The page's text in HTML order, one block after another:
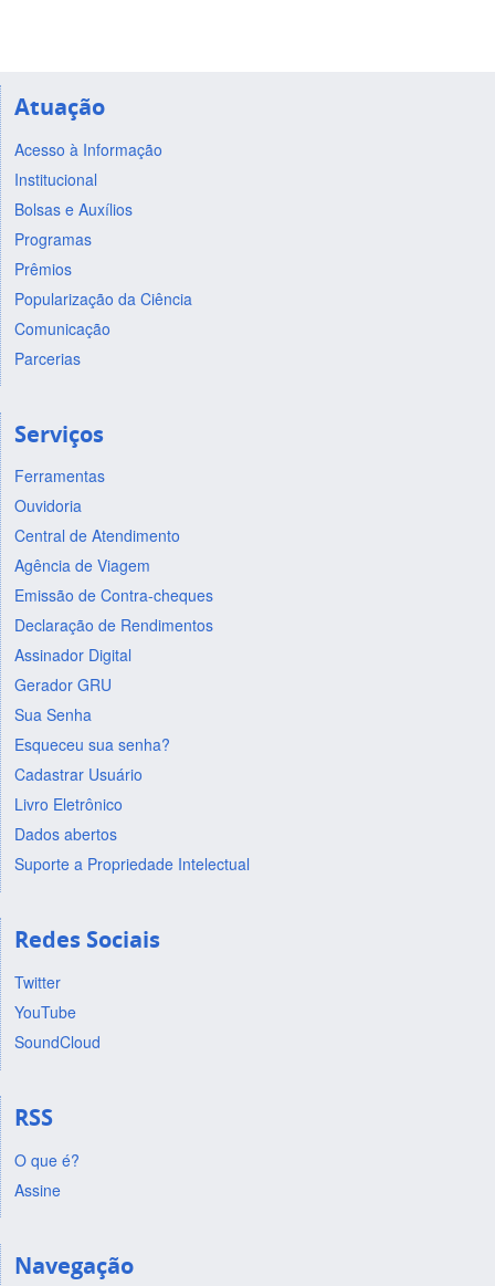
Atuação
Acesso à Informação
Institucional
Bolsas e Auxílios
Programas
Prêmios
Popularização da Ciência
Comunicação
Parcerias
Serviços
Ferramentas
Ouvidoria
Central de Atendimento
Agência de Viagem
Emissão de Contra-cheques
Declaração de Rendimentos
Assinador Digital
Gerador GRU
Sua Senha
Esqueceu sua senha?
Cadastrar Usuário
Livro Eletrônico
Dados abertos
Suporte a Propriedade Intelectual
Redes Sociais
Twitter
YouTube
SoundCloud
RSS
O que é?
Assine
Navegação